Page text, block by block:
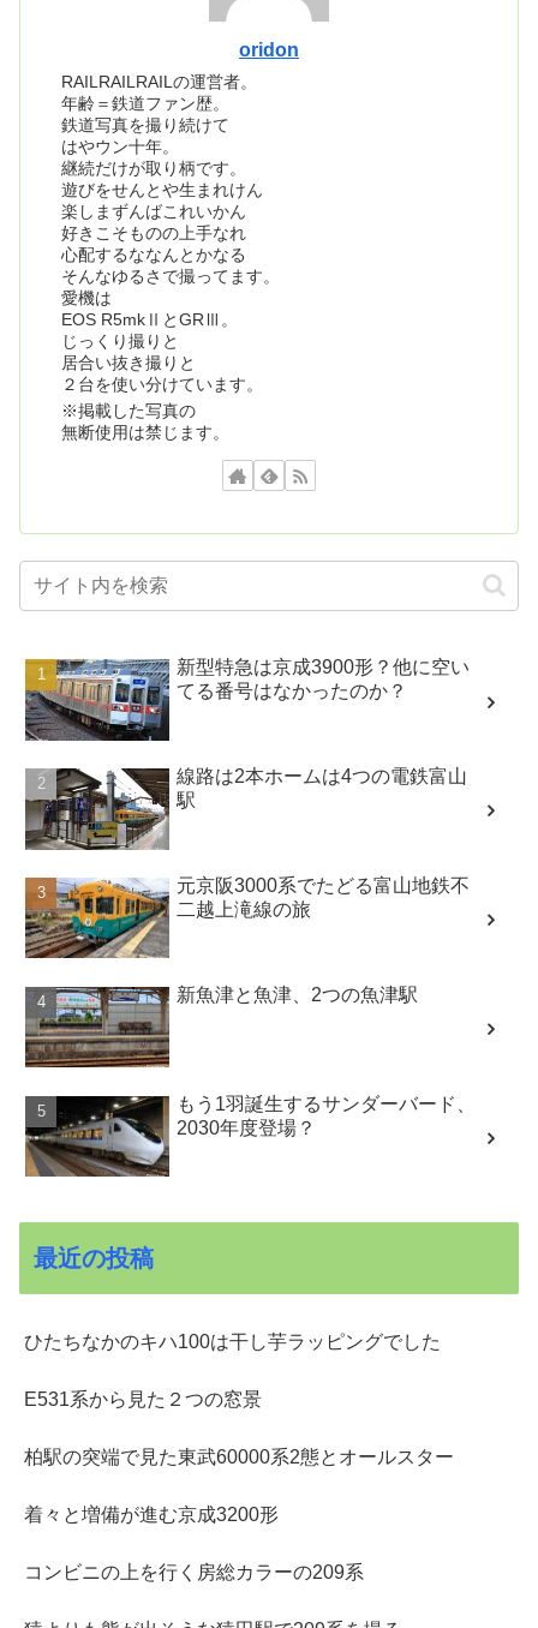
oridon
RAILRAILRAILの運営者。
年齢＝鉄道ファン歴。
鉄道写真を撮り続けて
はやウン十年。
継続だけが取り柄です。
遊びをせんとや生まれけん
楽しまずんばこれいかん
好きこそものの上手なれ
心配するななんとかなる
そんなゆるさで撮ってます。
愛機は
EOS R5mkⅡとGRⅢ。
じっくり撮りと
居合い抜き撮りと
２台を使い分けています。
※掲載した写真の
無断使用は禁じます。
新型特急は京成3900形？他に空い
てる番号はなかったのか？
線路は2本ホームは4つの電鉄富山
駅
元京阪3000系でたどる富山地鉄不
二越上滝線の旅
新魚津と魚津、2つの魚津駅
もう1羽誕生するサンダーバード、
2030年度登場？
最近の投稿
ひたちなかのキハ100は干し芋ラッピングでした
E531系から見た２つの窓景
柏駅の突端で見た東武60000系2態とオールスター
着々と増備が進む京成3200形
コンビニの上を行く房総カラーの209系